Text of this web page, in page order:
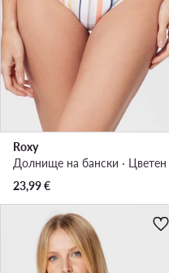
Roxy
Долнище на бански · Цветен
23,99€